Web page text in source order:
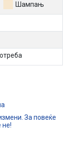
Шампањ
За повеќе
не!